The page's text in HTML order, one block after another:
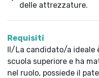
delle attrezzature.
Requisiti
Il/La candidato/a ideale
scuola superiore e ha
nel ruolo, possiede il